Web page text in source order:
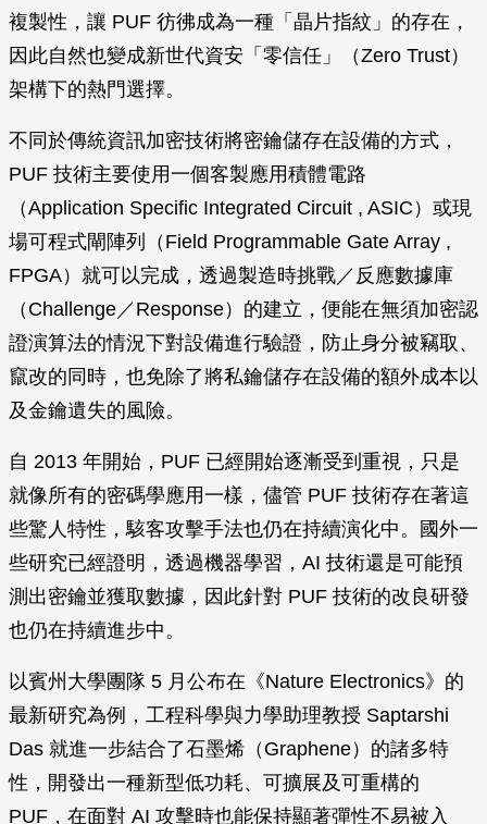
複製性，讓 PUF 彷彿成為一種「晶片指紋」的存在，
因此自然也變成新世代資安「零信任」（Zero Trust）
架構下的熱門選擇。
不同於傳統資訊加密技術將密鑰儲存在設備的方式，
PUF 技術主要使用一個客製應用積體電路
（Application Specific Integrated Circuit , ASIC）或現
場可程式閘陣列（Field Programmable Gate Array ,
FPGA）就可以完成，透過製造時挑戰／反應數據庫
（Challenge／Response）的建立，便能在無須加密認
證演算法的情況下對設備進行驗證，防止身分被竊取、
竄改的同時，也免除了將私鑰儲存在設備的額外成本以
及金鑰遺失的風險。
自 2013 年開始，PUF 已經開始逐漸受到重視，只是
就像所有的密碼學應用一樣，儘管 PUF 技術存在著這
些驚人特性，駭客攻擊手法也仍在持續演化中。國外一
些研究已經證明，透過機器學習，AI 技術還是可能預
測出密鑰並獲取數據，因此針對 PUF 技術的改良研發
也仍在持續進步中。
以賓州大學團隊 5 月公布在《Nature Electronics》的
最新研究為例，工程科學與力學助理教授 Saptarshi
Das 就進一步結合了石墨烯（Graphene）的諸多特
性，開發出一種新型低功耗、可擴展及可重構的
PUF，在面對 AI 攻擊時也能保持顯著彈性不易被入